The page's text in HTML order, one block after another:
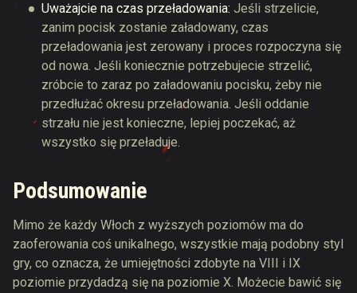
Uważajcie na czas przeładowania: Jeśli strzelicie,
zanim pocisk zostanie załadowany, czas
przeładowania jest zerowany i proces rozpoczyna się
od nowa. Jeśli koniecznie potrzebujecie strzelić,
zróbcie to zaraz po załadowaniu pocisku, żeby nie
przedłużać okresu przeładowania. Jeśli oddanie
strzału nie jest konieczne, lepiej poczekać, aż
wszystko się przeładuje.
Podsumowanie
Mimo że każdy Włoch z wyższych poziomów ma do
zaoferowania coś unikalnego, wszystkie mają podobny styl
gry, co oznacza, że umiejętności zdobyte na VIII i IX
poziomie przydadzą się na poziomie X. Możecie bawić się